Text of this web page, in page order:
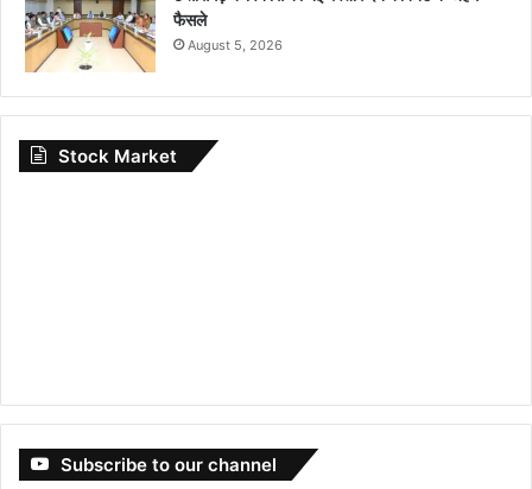
फैसले
August 5, 2026
Stock Market
Subscribe to our channel